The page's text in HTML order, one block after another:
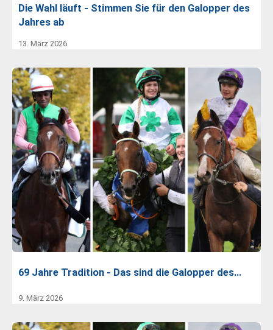
Die Wahl läuft - Stimmen Sie für den Galopper des
Jahres ab
13. März 2026
69 Jahre Tradition - Das sind die Galopper des…
9. März 2026